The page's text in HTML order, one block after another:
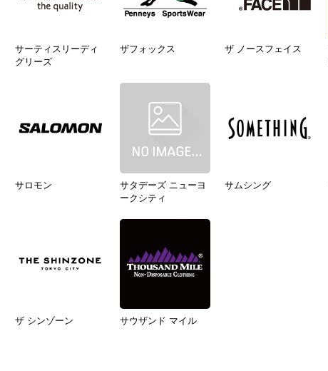
サーティスリーディ
グリーズ
ザフォックス ザ ノースフェイス
サロモン
サタデーズ ニューヨ
ークシティ
サムシング
ザ シンゾーン サウザンド マイル